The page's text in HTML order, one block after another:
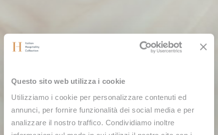
Questo sito web utilizza i cookie
Utilizziamo i cookie per personalizzare contenuti ed
annunci, per fornire funzionalità dei social media e per
analizzare il nostro traffico. Condividiamo inoltre